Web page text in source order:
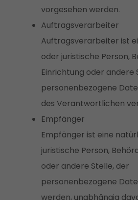
vorgesehen werden.
Auftragsverarbeiter
Auftragsverarbeiter ist
oder juristische Person,
Einrichtung oder andere
personenbezogene
des Verantwortlichen
Empfänger
Empfänger ist eine
juristische Person,
oder andere Stelle, der
personenbezogene
werden, unabhängig